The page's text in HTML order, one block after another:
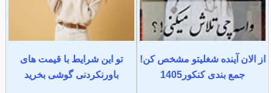
از الان آینده شغلیتو مشخص کن!
جمع بندی کنکور1405
تو این شرایط با قیمت های
باورنکردنی گوشی بخرید